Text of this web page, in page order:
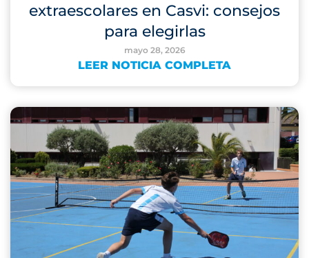
extraescolares en Casvi: consejos
para elegirlas
mayo 28, 2026
LEER NOTICIA COMPLETA